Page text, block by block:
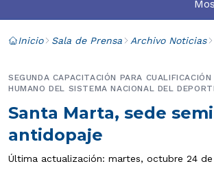
Inicio Sala de Prensa Archivo Noticias
Santa Marta, sede
antidopaje
SEGUNDA CAPACITACIÓN PARA
HUMANO DEL SISTEMA NACIONAL DEL
Última actualización: martes, octubre 24 de